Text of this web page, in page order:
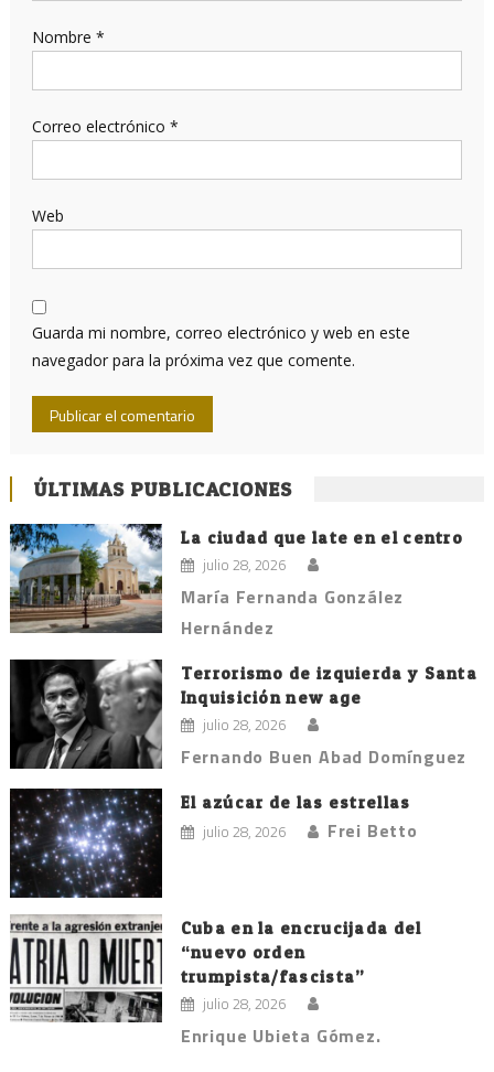
Nombre *
Correo electrónico *
Web
Guarda mi nombre, correo electrónico y web en este
navegador para la próxima vez que comente.
ÚLTIMAS PUBLICACIONES
La ciudad que late en el centro
julio 28, 2026
María Fernanda González
Hernández
Terrorismo de izquierda y Santa
Inquisición new age
julio 28, 2026
Fernando Buen Abad Domínguez
El azúcar de las estrellas
julio 28, 2026 Frei Betto
Cuba en la encrucijada del
“nuevo orden
trumpista/fascista”
julio 28, 2026
Enrique Ubieta Gómez.